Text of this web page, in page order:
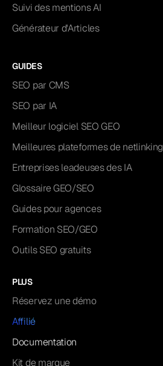
Suivi des mentions AI
Générateur d'Articles
GUIDES
SEO par CMS
SEO par IA
Meilleur logiciel SEO GEO
Meilleures plateformes de netlinking
Entreprises leadeuses des IA
Glossaire GEO/SEO
Guides pour agences
Formation SEO/GEO
Outils SEO gratuits
PLUS
Réservez une démo
Affilié
Documentation
Kit de marque